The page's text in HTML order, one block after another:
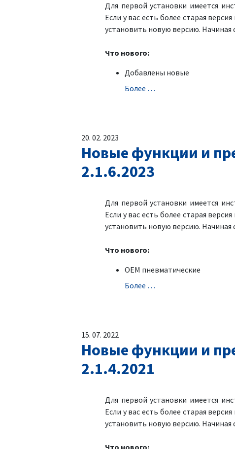
Для первой установки имеется
Если у вас есть более старая
установить новую версию. Начиная
Что нового:
Добавлены новые
Болeе …
20. 02. 2023
Новые функции и
2.1.6.2023
Для первой установки имеется
Если у вас есть более старая
установить новую версию. Начиная
Что нового:
OEM пневматические
Болeе …
15. 07. 2022
Новые функции и
2.1.4.2021
Для первой установки имеется
Если у вас есть более старая
установить новую версию. Начиная
Что нового: